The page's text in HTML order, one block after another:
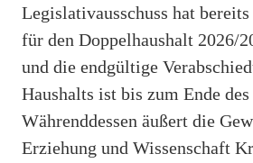
Legislativausschuss hat
für den Doppelhaushalt 2026/
und die endgültige
Haushalts ist bis zum Ende
Währenddessen äußert die
Erziehung und Wissenschaft